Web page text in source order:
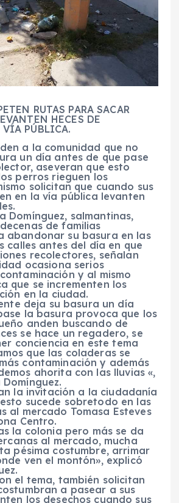
RUTAS PARA SACAR
HECES DE
VÍA PÚBLICA.
a la comunidad que no
un día antes de que pase
aseveran que esto
perros rieguen los
solicitan que cuando sus
en la vía pública levanten
Domínguez, salmantinas,
de familias
abandonar su basura en las
calles antes del día en que
recolectores, señalan
ocasiona serios
y al mismo
que se incrementen los
en la ciudad.
deja su basura un día
la basura provoca que los
anden buscando de
se hace un regadero, se
conciencia en este tema
que las coladeras se
contaminación y además
ahorita con las lluvias «,
la invitación a la ciudadanía
sucede sobretodo en las
al mercado Tomasa Esteves
Centro.
la colonia pero más se da
al mercado, mucha
pésima costumbre, arrimar
ven el montón», explicó
el tema, también solicitan
a pasear a sus
los desechos cuando sus